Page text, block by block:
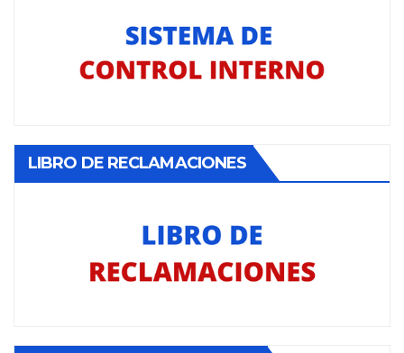
LIBRO DE RECLAMACIONES